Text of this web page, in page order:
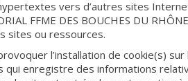
vers d’autres sites
FFME DES BOUCHES DU
sites ou ressources.
l’installation de cookie(s)
enregistre des informations